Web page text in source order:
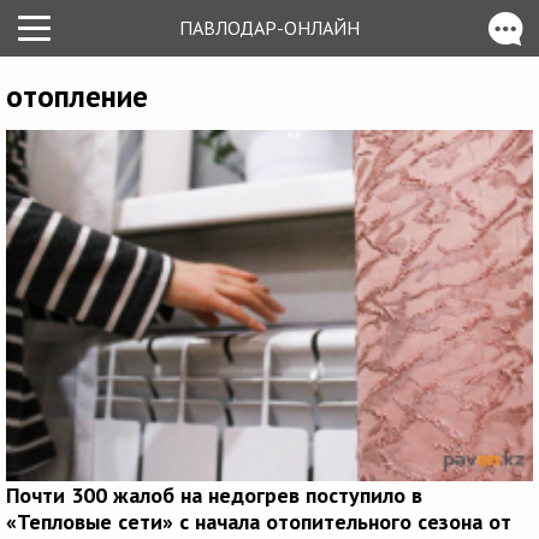
ПАВЛОДАР-ОНЛАЙН
отопление
Почти 300 жалоб на недогрев поступило в
«Тепловые сети» с начала отопительного сезона от